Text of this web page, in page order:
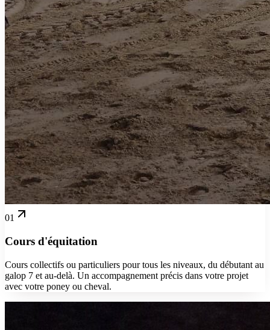
01
Cours d'équitation
Cours collectifs ou particuliers pour tous les niveaux, du débutant au
galop 7 et au-delà. Un accompagnement précis dans votre projet
avec votre poney ou cheval.